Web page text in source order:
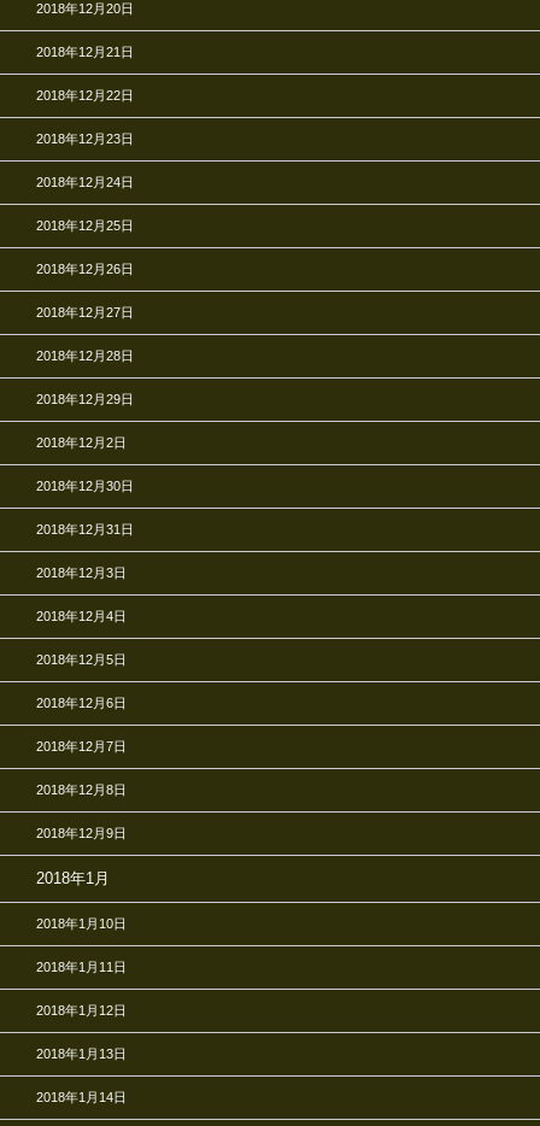
2018年12月20日
2018年12月21日
2018年12月22日
2018年12月23日
2018年12月24日
2018年12月25日
2018年12月26日
2018年12月27日
2018年12月28日
2018年12月29日
2018年12月2日
2018年12月30日
2018年12月31日
2018年12月3日
2018年12月4日
2018年12月5日
2018年12月6日
2018年12月7日
2018年12月8日
2018年12月9日
2018年1月
2018年1月10日
2018年1月11日
2018年1月12日
2018年1月13日
2018年1月14日